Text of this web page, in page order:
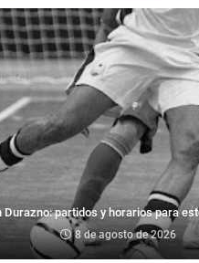
Durazno: partidos y horarios para
8 de agosto de 2026